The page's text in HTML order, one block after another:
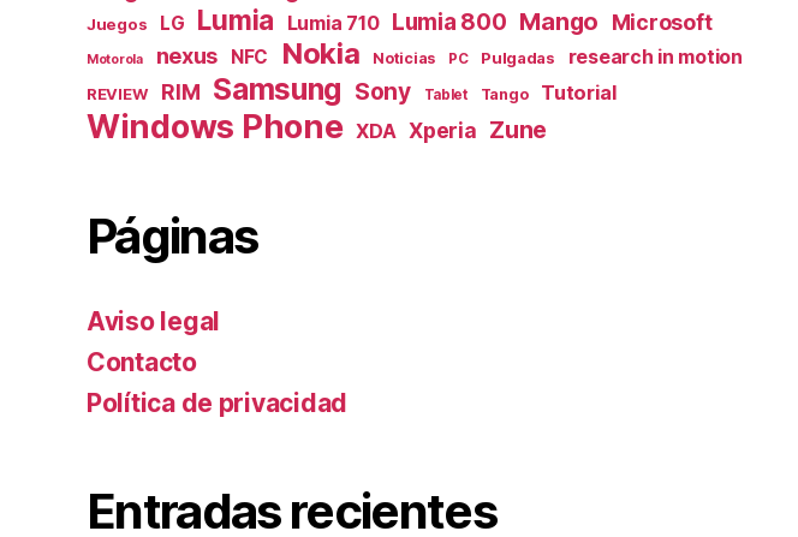
Juegos LG Lumia Lumia 710 Lumia 800 Mango Microsoft
Motorola nexus NFC Nokia Noticias PC Pulgadas research in motion
REVIEW RIM Samsung Sony Tablet Tango Tutorial
Windows Phone XDA Xperia Zune
Páginas
Aviso legal
Contacto
Política de privacidad
Entradas recientes